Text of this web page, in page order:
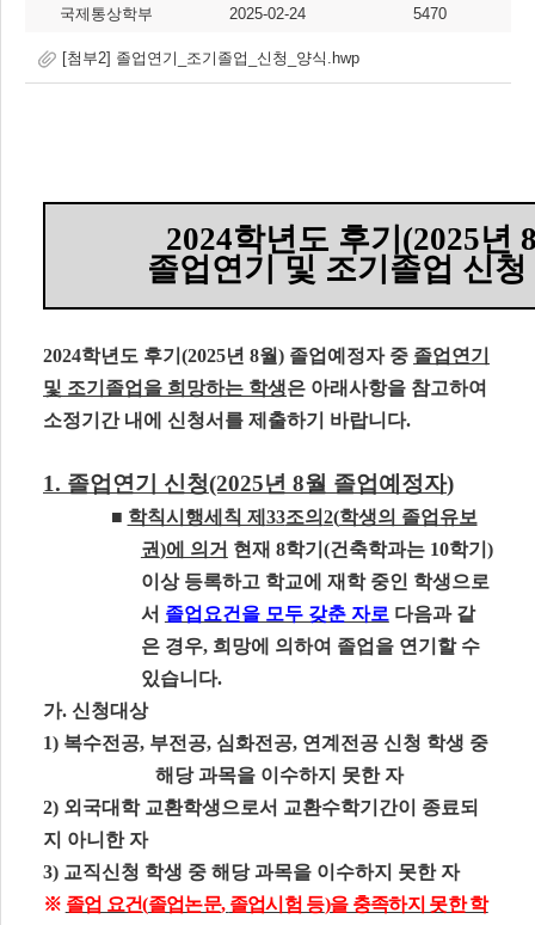
국제통상학부 2025-02-24 5470
[첨부2] 졸업연기_조기졸업_신청_양식.hwp
2024학년도 후기 (2025년
졸업연기 및 조기졸업 신청
2024학년도 후기 (2025년 8월) 졸업예정자 중 졸업연기
및 조기졸업을 희망하는 학생은 아래사항을 참고하여
소정기간 내에 신청서를 제출하기 바랍니다.
1. 졸업연기 신청(2025년 8월 졸업예정자)
■ 학칙시행세칙 제 33조의 2(학생의 졸업유보
권)에 의거 현재 8학기 (건축학과는 10학기 )
이상 등록하고 학교에 재학 중인 학생으로
서 졸업요건을 모두 갖춘 자로 다음과 같
은 경우, 희망에 의하여 졸업을 연기할 수
있습니다.
가. 신청대상
1) 복수전공, 부전공, 심화전공, 연계전공 신청 학생 중
해당 과목을 이수하지 못한 자
2) 외국대학 교환학생으로서 교환수학기간이 종료되
지 아니한 자
3) 교직신청 학생 중 해당 과목을 이수하지 못한 자
※ 졸업 요건(졸업논문, 졸업시험 등)을 충족하지 못한 학